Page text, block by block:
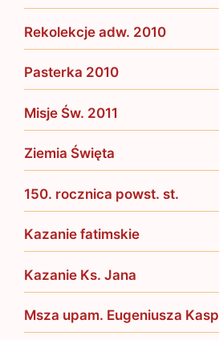
Rekolekcje adw. 2010
Pasterka 2010
Misje Św. 2011
Ziemia Święta
150. rocznica powst. st.
Kazanie fatimskie
Kazanie Ks. Jana
Msza upam. Eugeniusza